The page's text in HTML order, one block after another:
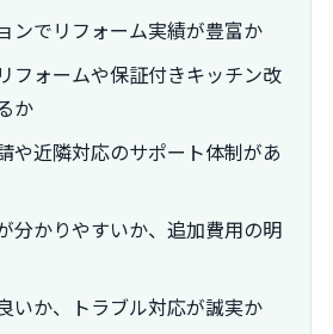
ンでリフォーム実績が豊富か
フォームや保証付きキッチン改
か
や近隣対応のサポート体制があ
分かりやすいか、追加費用の明
いか、トラブル対応が誠実か